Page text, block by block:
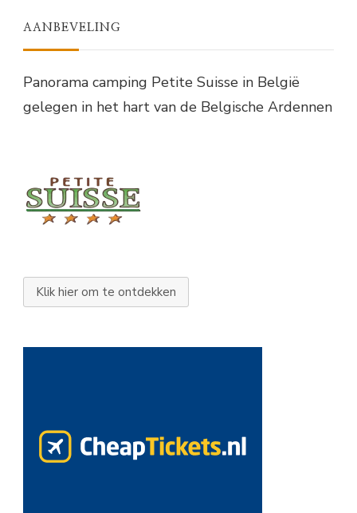
AANBEVELING
Panorama camping Petite Suisse in België
gelegen in het hart van de Belgische Ardennen
Klik hier om te ontdekken